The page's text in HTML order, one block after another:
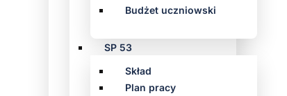
Budżet uczniowski
SP 53
Skład
Plan pracy